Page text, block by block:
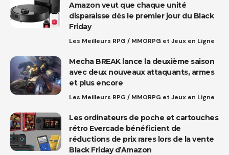
Amazon veut que chaque unité
disparaisse dès le premier jour du Black
Friday
Les Meilleurs RPG / MMORPG et Jeux en Ligne
Mecha BREAK lance la deuxième saison
avec deux nouveaux attaquants, armes
et plus encore
Les Meilleurs RPG / MMORPG et Jeux en Ligne
Les ordinateurs de poche et cartouches
rétro Evercade bénéficient de
réductions de prix rares lors de la vente
Black Friday d’Amazon